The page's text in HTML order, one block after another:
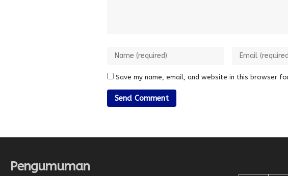
Save my name, email, and website in this browser
Pengumuman